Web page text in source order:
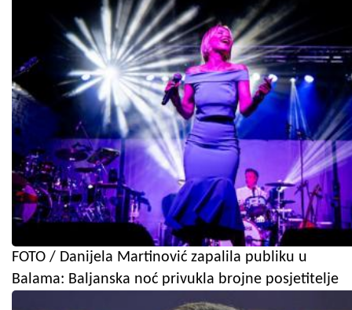
FOTO / Danijela Martinović zapalila publiku u
Balama: Baljanska noć privukla brojne posjetitelje